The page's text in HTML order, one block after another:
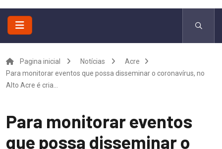
Pagina inicial Notícias
Acre
Para monitorar eventos que possa disseminar o coronavírus, no
Alto Acre é cria...
Para monitorar eventos
que possa disseminar o